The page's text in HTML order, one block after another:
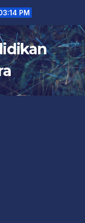
PM